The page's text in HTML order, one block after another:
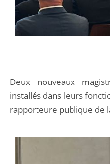
Deux nouveaux
installés dans leurs
rapporteure publique de